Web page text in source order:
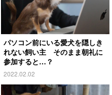
パソコン前にいる愛犬を隠しき
れない飼い主 そのまま朝礼に
参加すると…？
2022.02.02